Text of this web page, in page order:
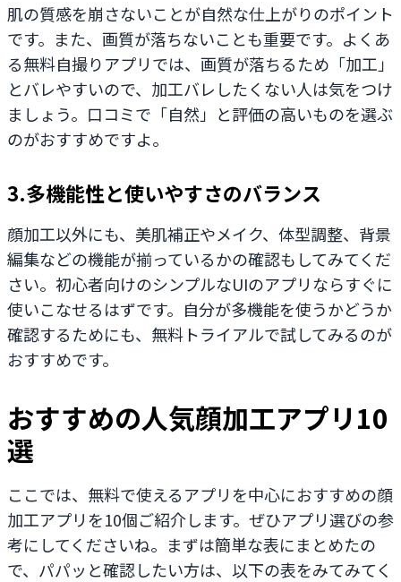
肌の質感を崩さないことが自然な仕上がりのポイント
です。また、画質が落ちないことも重要です。よくあ
る無料自撮りアプリでは、画質が落ちるため「加工」
とバレやすいので、加工バレしたくない人は気をつけ
ましょう。口コミで「自然」と評価の高いものを選ぶ
のがおすすめですよ。
3.多機能性と使いやすさのバランス
顔加工以外にも、美肌補正やメイク、体型調整、背景
編集などの機能が揃っているかの確認もしてみてくだ
さい。初心者向けのシンプルなUIのアプリならすぐに
使いこなせるはずです。自分が多機能を使うかどうか
確認するためにも、無料トライアルで試してみるのが
おすすめです。
おすすめの人気顔加工アプリ10
選
ここでは、無料で使えるアプリを中心におすすめの顔
加工アプリを10個ご紹介します。ぜひアプリ選びの参
考にしてくださいね。まずは簡単な表にまとめたの
で、パパッと確認したい方は、以下の表をみてみてく